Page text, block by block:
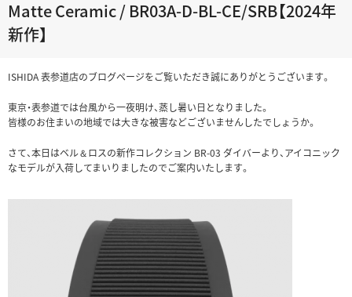
Matte Ceramic / BR03A-D-BL-CE/SRB【2024年
新作】
ISHIDA 表参道店のブログページをご覧いただき誠にありがとうございます。
東京・表参道では台風から一夜明け、蒸し暑い日となりました。
皆様のお住まいの地域では大きな被害などございませんしたでしょうか。
さて、本日はベル＆ロスの新作コレクション BR-03 ダイバーより、アイコニック
なモデルが入荷してまいりましたのでご案内いたします。